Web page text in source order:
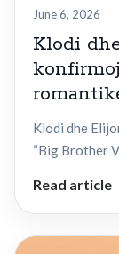
June 6, 2026
Klodi
Klodi dhe
“Big Brother
Read article